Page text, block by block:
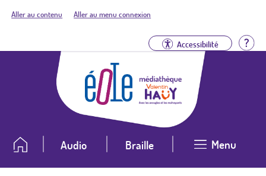
Aller au contenu Aller au menu connexion
Accessibilité
Audio Braille Menu